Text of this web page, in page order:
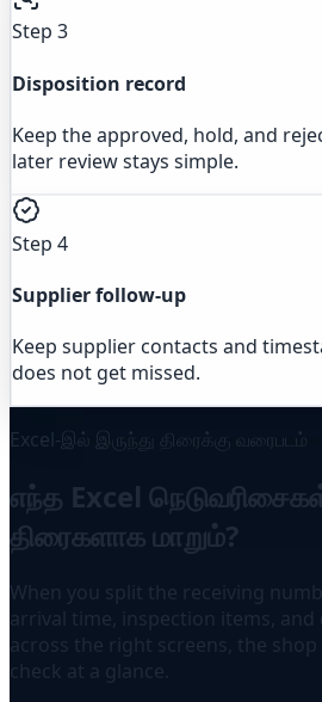
Step 3
Disposition record
Keep the approved, hold, and
later review stays simple.
Step 4
Supplier follow-up
Keep supplier contacts and
does not get missed.
Excel-இல் இருந்து திரைக்கு வரைபடம்
எந்த Excel
திரைகளாக மாறும்?
When you split the receiving
arrival time, inspection items,
across the right screens, the shop
check at a glance.